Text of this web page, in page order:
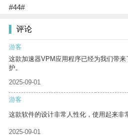
#44#
评论
游客
这款加速器VPM应用程序已经为我们带
护。
2025-09-01
游客
这款软件的设计非常人性化，使用起来非
2025-09-01